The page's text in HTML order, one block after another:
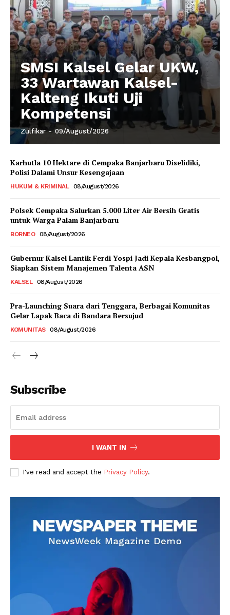
SMSI Kalsel Gelar UKW,
33 Wartawan Kalsel-
Kalteng Ikuti Uji
Kompetensi
Zulfikar - 09/August/2026
Karhutla 10 Hektare di Cempaka Banjarbaru Diselidiki,
Polisi Dalami Unsur Kesengajaan
HUKUM & KRIMINAL 08/August/2026
Polsek Cempaka Salurkan 5.000 Liter Air Bersih Gratis
untuk Warga Palam Banjarbaru
BORNEO 08/August/2026
Gubernur Kalsel Lantik Ferdi Yospi Jadi Kepala Kesbangpol,
Siapkan Sistem Manajemen Talenta ASN
KALSEL 08/August/2026
Pra-Launching Suara dari Tenggara, Berbagai Komunitas
Gelar Lapak Baca di Bandara Bersujud
KOMUNITAS 08/August/2026
Subscribe
I WANT IN
I've read and accept the Privacy Policy.